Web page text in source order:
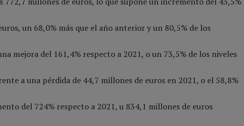
un 68,0% más que el año anterior y un 80,5% de los
mejora del 161,4% respecto a 2021, o un 73,5% de los niveles
a una pérdida de 44,7 millones de euros en 2021, o el 58,8%
del 724% respecto a 2021, u 834,1 millones de euros